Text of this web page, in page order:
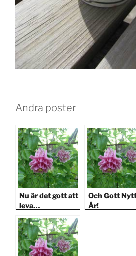
Andra poster
Nu är det gott att
leva…
Och Gott
År!